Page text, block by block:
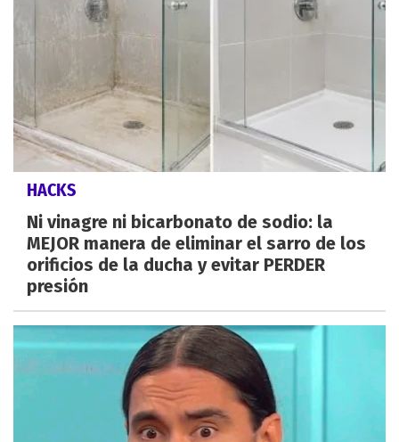
HACKS
Ni vinagre ni bicarbonato de sodio: la
MEJOR manera de eliminar el sarro de los
orificios de la ducha y evitar PERDER
presión